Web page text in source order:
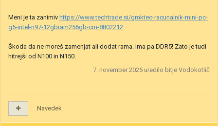
Meni je ta zanimiv https://www.techtrade.si/gmktec-racunalnik-mini-pc-
g5-intel-n97-12gbram256gb-crn-8802212
Škoda da ne moreš zamenjat ali dodat rama. Ima pa DDR5! Zato je tudi
hitrejši od N100 in N150.
7. november 2025 uredilo bitje Vodokotlič
Navedek